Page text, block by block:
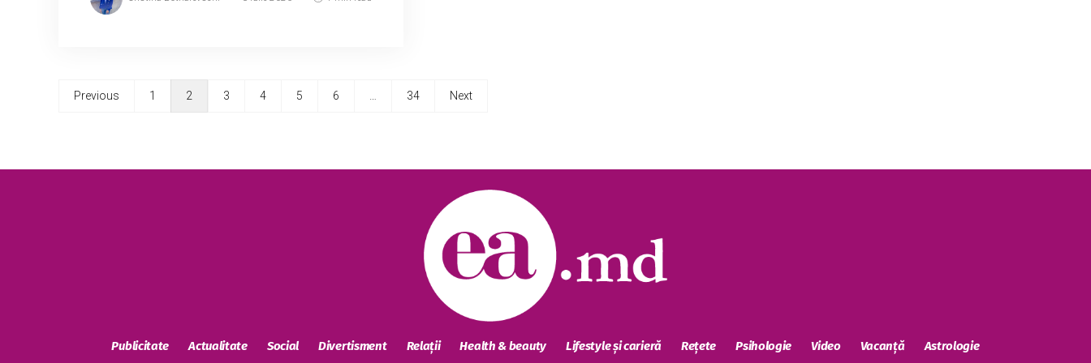
Previous 1 2 3 4 5 6 34 Next
Publicitate Actualitate Social Divertisment Relații Health & beauty Lifestyle și carieră Rețete Psihologie Video Vacanță Astrologie